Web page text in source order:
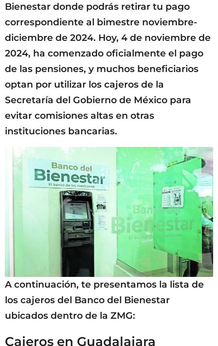
Bienestar donde podrás retirar tu pago
correspondiente al bimestre noviembre-
diciembre de 2024. Hoy, 4 de noviembre de
2024, ha comenzado oficialmente el pago
de las pensiones, y muchos beneficiarios
optan por utilizar los cajeros de la
Secretaría del Gobierno de México para
evitar comisiones altas en otras
instituciones bancarias.
A continuación, te presentamos la lista de
los cajeros del Banco del Bienestar
ubicados dentro de la ZMG:
Cajeros en Guadalajara